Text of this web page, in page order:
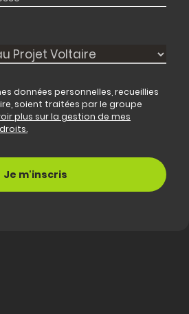
données personnelles, recueillies
soient traitées par le groupe
plus sur la gestion de mes